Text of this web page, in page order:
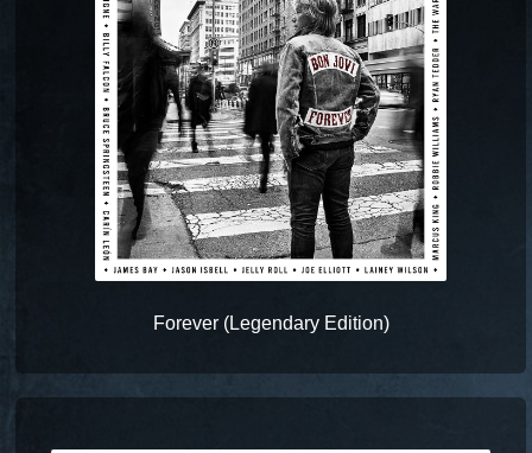
Forever (Legendary Edition)